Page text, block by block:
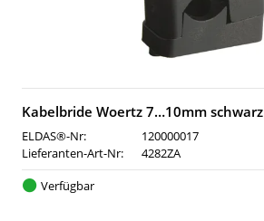
Kabelbride Woertz 7…10mm schwarz
ELDAS®-Nr:
120000017
Lieferanten-Art-Nr:
4282ZA
Verfügbar